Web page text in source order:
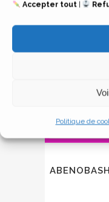
Accepter tout|
Politique de